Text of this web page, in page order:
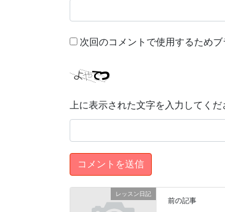
次回のコメントで使用するため
上に表示された文字を入力してくだ
レッスン日記
前の記事